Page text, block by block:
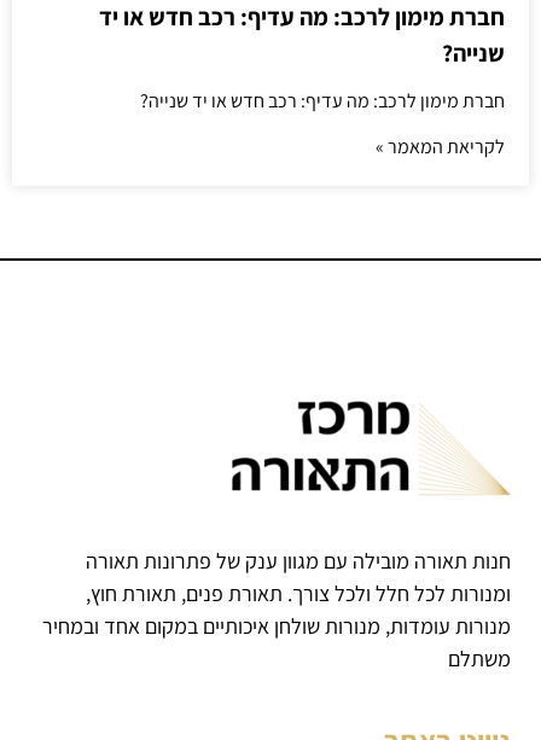
חברת מימון לרכב: מה עדיף: רכב חדש או יד
שנייה?
חברת מימון לרכב: מה עדיף: רכב חדש או יד שנייה?
לקריאת המאמר »
חנות תאורה מובילה עם מגוון ענק של פתרונות תאורה
ומנורות לכל חלל ולכל צורך. תאורת פנים, תאורת חוץ,
מנורות עומדות, מנורות שולחן איכותיים במקום אחד ובמחיר
משתלם